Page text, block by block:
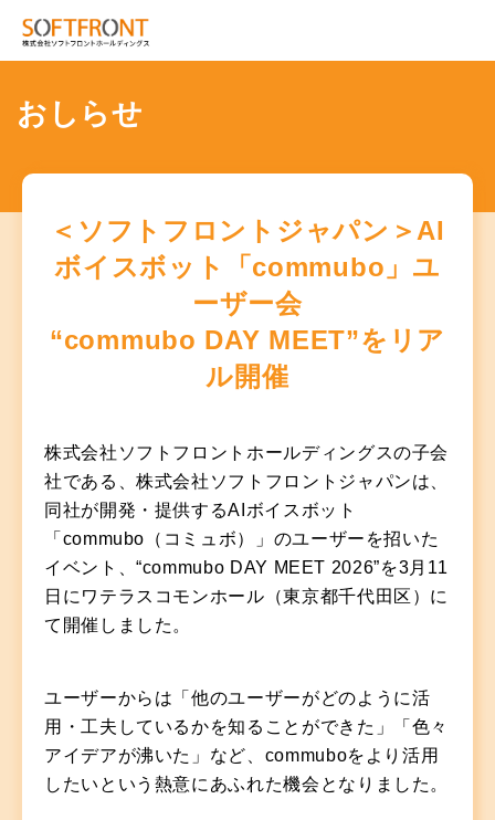
おしらせ
＜ソフトフロントジャパン＞AI
ボイスボット「commubo」ユ
ーザー会
“commubo DAY MEET”をリア
ル開催
株式会社ソフトフロントホールディングスの子会
社である、株式会社ソフトフロントジャパンは、
同社が開発・提供するAIボイスボット
「commubo（コミュボ）」のユーザーを招いた
イベント、“commubo DAY MEET 2026”を3月11
日にワテラスコモンホール（東京都千代田区）に
て開催しました。
ユーザーからは「他のユーザーがどのように活
用・工夫しているかを知ることができた」「色々
アイデアが沸いた」など、commuboをより活用
したいという熱意にあふれた機会となりました。